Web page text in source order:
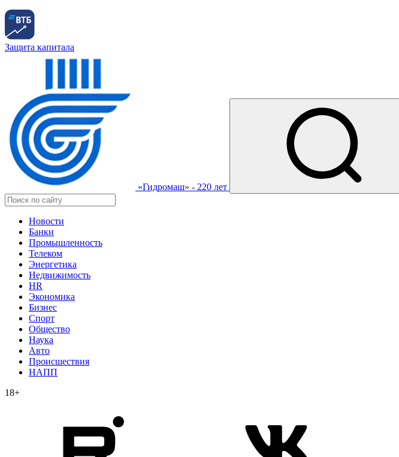
Защита капитала
«Гидромаш» - 220 лет
Новости
Банки
Промышленность
Телеком
Энергетика
Недвижимость
HR
Экономика
Бизнес
Спорт
Общество
Наука
Авто
Происшествия
НАПП
18+